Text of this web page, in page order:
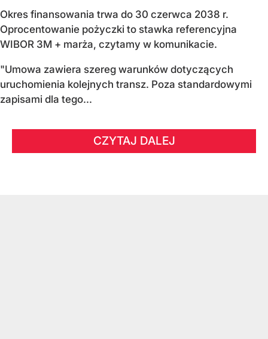
Okres finansowania trwa do 30 czerwca 2038 r.
Oprocentowanie pożyczki to stawka referencyjna
WIBOR 3M + marża, czytamy w komunikacie.
"Umowa zawiera szereg warunków dotyczących
uruchomienia kolejnych transz. Poza standardowymi
zapisami dla tego...
CZYTAJ DALEJ